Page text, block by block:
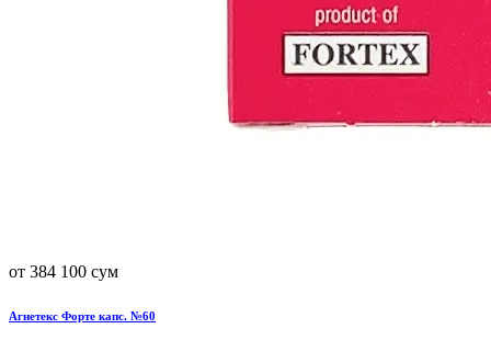
от 384 100 сум
Агнетекс Форте капс. №60